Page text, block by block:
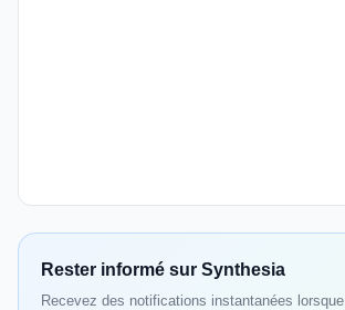
Rester informé sur Synthesia
Recevez des notifications instantanées